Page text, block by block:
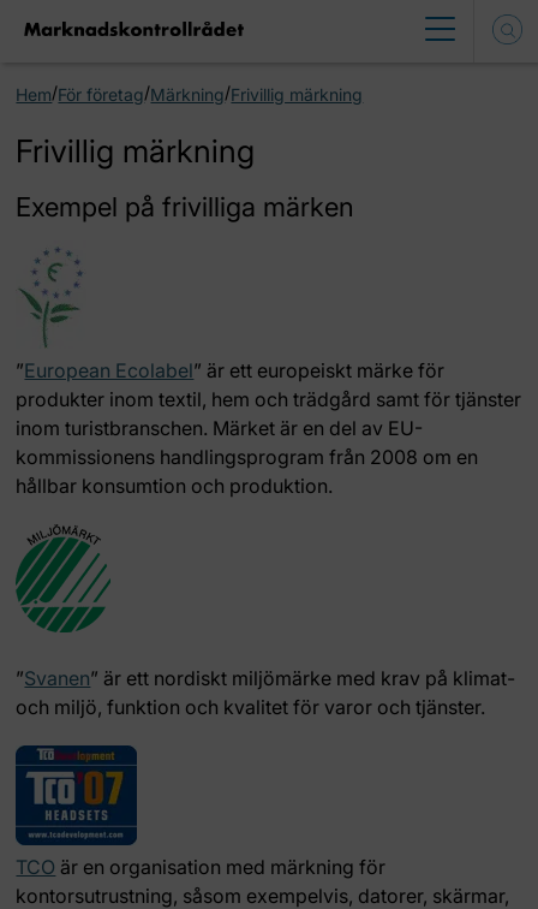
Hem/För företag/Märkning/Frivillig märkning
Frivillig märkning
Exempel på frivilliga märken
”European Ecolabel” är ett europeiskt märke för
produkter inom textil, hem och trädgård samt för tjänster
inom turistbranschen. Märket är en del av EU-
kommissionens handlingsprogram från 2008 om en
hållbar konsumtion och produktion.
”Svanen” är ett nordiskt miljömärke med krav på klimat-
och miljö, funktion och kvalitet för varor och tjänster.
TCO är en organisation med märkning för
kontorsutrustning, såsom exempelvis, datorer, skärmar,